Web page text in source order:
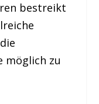
bestreikt
möglich zu